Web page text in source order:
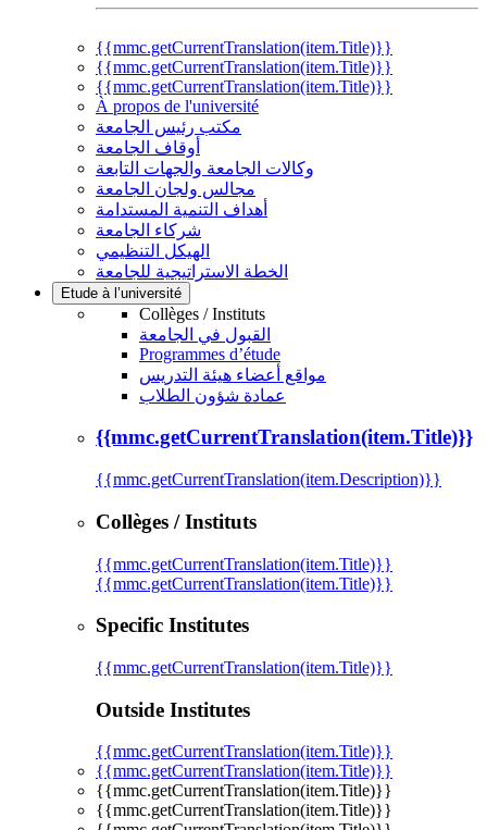
{{mmc.getCurrentTranslation(item.Title)}}
{{mmc.getCurrentTranslation(item.Title)}}
{{mmc.getCurrentTranslation(item.Title)}}
À propos de l'université
مكتب رئيس الجامعة
أوقاف الجامعة
وكالات الجامعة والجهات التابعة
مجالس ولجان الجامعة
أهداف التنمية المستدامة
شركاء الجامعة
الهيكل التنظيمي
الخطة الاستراتيجية للجامعة
Etude à l’université
Collèges / Instituts
القبول في الجامعة
Programmes d’étude
مواقع أعضاء هيئة التدريس
عمادة شؤون الطلاب
{{mmc.getCurrentTranslation(item.Title)}}
{{mmc.getCurrentTranslation(item.Description)}}
Collèges / Instituts
{{mmc.getCurrentTranslation(item.Title)}}
{{mmc.getCurrentTranslation(item.Title)}}
Specific Institutes
{{mmc.getCurrentTranslation(item.Title)}}
Outside Institutes
{{mmc.getCurrentTranslation(item.Title)}}
{{mmc.getCurrentTranslation(item.Title)}}
{{mmc.getCurrentTranslation(item.Title)}}
{{mmc.getCurrentTranslation(item.Title)}}